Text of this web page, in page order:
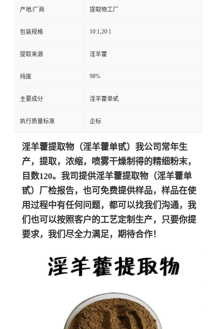
产地/厂商 提取物工厂
包装规格 10:1,20:1
提取来源 淫羊藿
纯度 98%
主要成分 淫羊藿单甙
执行质量标准 企标
淫羊藿提取物（淫羊藿单甙）我公司常年生
产，提取，浓缩，喷雾干燥制得的精细粉末，
目数120。我司提供淫羊藿提取物（淫羊藿单
甙） 厂检报告，也可免费提供样品，样品在使
用过程中有任何问题，都可以找我们沟通，我
们也可以按照客户的工艺定制生产，只要你提
要求，我们尽全力满足，期待合作！